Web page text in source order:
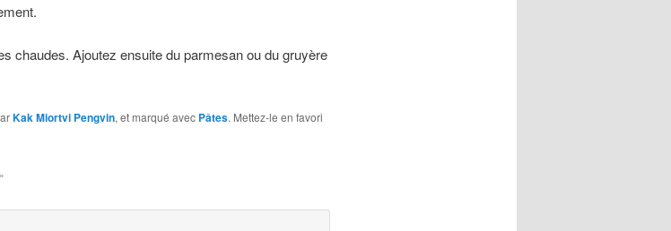
chaudes. Ajoutez ensuite du parmesan ou du gruyère
Kak Miortvi Pengvin, et marqué avec Pâtes. Mettez-le en favori